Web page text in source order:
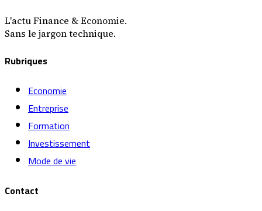
L'actu Finance & Economie.
Sans le jargon technique.
Rubriques
Economie
Entreprise
Formation
Investissement
Mode de vie
Contact